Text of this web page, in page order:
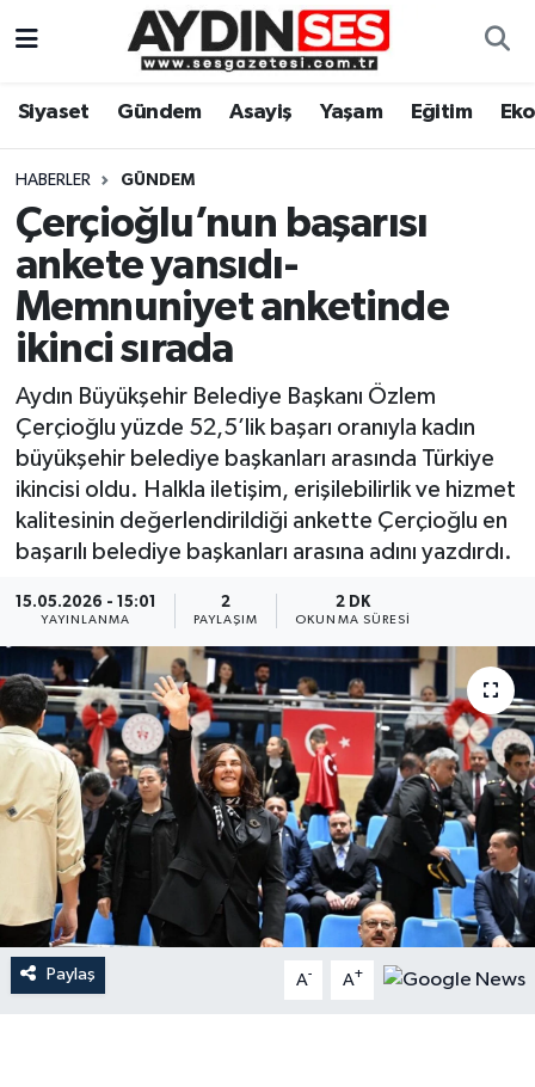
Siyaset Gündem Asayiş Yaşam Eğitim
HABERLER GÜNDEM
Çerçioğlu’nun başarısı
ankete yansıdı-
Memnuniyet anketinde
ikinci sırada
Aydın Büyükşehir Belediye Başkanı Özlem
Çerçioğlu yüzde 52,5’lik başarı oranıyla kadın
büyükşehir belediye başkanları arasında Türkiye
ikincisi oldu. Halkla iletişim, erişilebilirlik ve hizmet
kalitesinin değerlendirildiği ankette Çerçioğlu en
başarılı belediye başkanları arasına adını yazdırdı.
15.05.2026 - 15:01
YAYINLANMA
2
PAYLAŞIM
2 DK
OKUNMA SÜRESI
Paylaş A- A+
Gündem
Siyaset
Ekonomi
Yaşam
Eğitim
Kültür Sanat
Spor
Aydın Hava Durumu
Aydin Namaz Vakitleri
Aydın Trafik Yoğunluk Haritası
Süper Lig Puan Durumu ve Fikstür
Tüm Manşetler
Son Dakika Haberleri
Haber Arşivi